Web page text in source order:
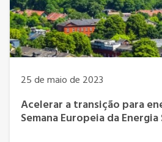
25 de maio de 2023
Acelerar a transição para
Semana Europeia da